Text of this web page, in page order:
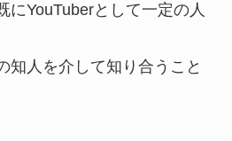
にYouTuberとして一定の人
知人を介して知り合うこと